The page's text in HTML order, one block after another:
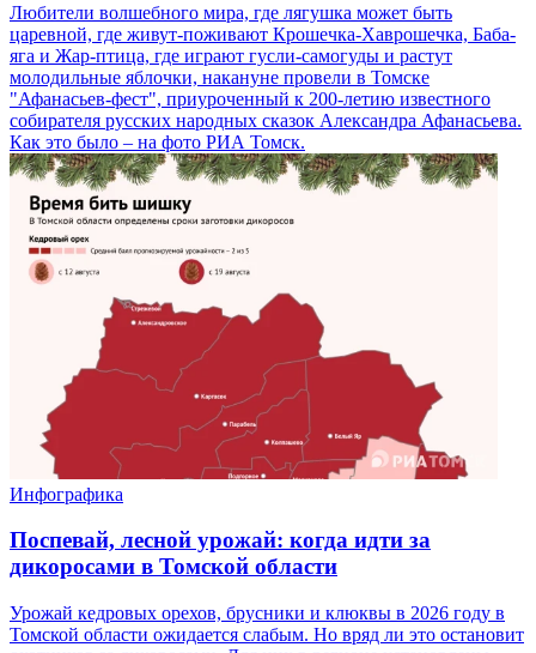
Любители волшебного мира, где лягушка может быть
царевной, где живут-поживают Крошечка-Хаврошечка, Баба-
яга и Жар-птица, где играют гусли-самогуды и растут
молодильные яблочки, накануне провели в Томске
"Афанасьев-фест", приуроченный к 200-летию известного
собирателя русских народных сказок Александра Афанасьева.
Как это было – на фото РИА Томск.
Инфографика
Поспевай, лесной урожай: когда идти за
дикоросами в Томской области
Урожай кедровых орехов, брусники и клюквы в 2026 году в
Томской области ожидается слабым. Но вряд ли это остановит